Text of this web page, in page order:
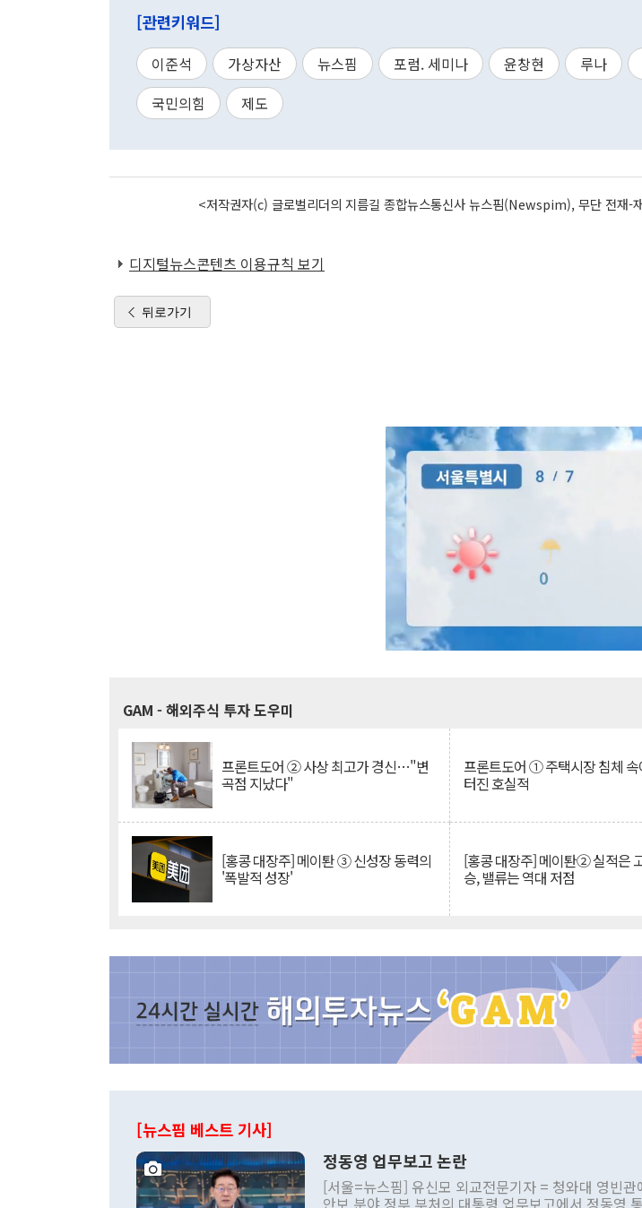
[관련키워드]
이준석 가상자산 뉴스핌 포럼. 세미나 윤창현 루나
국민의힘
제도
<저작권자(c) 글로벌리더의 지름길 종합뉴스통신사 뉴스핌(Newspim), 무단 전재-
디지털뉴스콘텐츠 이용규칙 보기
뒤로가기
GAM - 해외주식 투자 도우미
프론트도어 ② 사상 최고가 경신…"변
곡점 지났다"
프론트도어 ① 주택시장 침체
터진 호실적
[홍콩 대장주] 메이퇀 ③ 신성장 동력의
'폭발적 성장'
[홍콩 대장주] 메이퇀② 실적은
승, 밸류는 역대 저점
[뉴스핌 베스트 기사]
정동영 업무보고 논란
[서울=뉴스핌] 유신모 외교전문기자 = 청와대 영빈관